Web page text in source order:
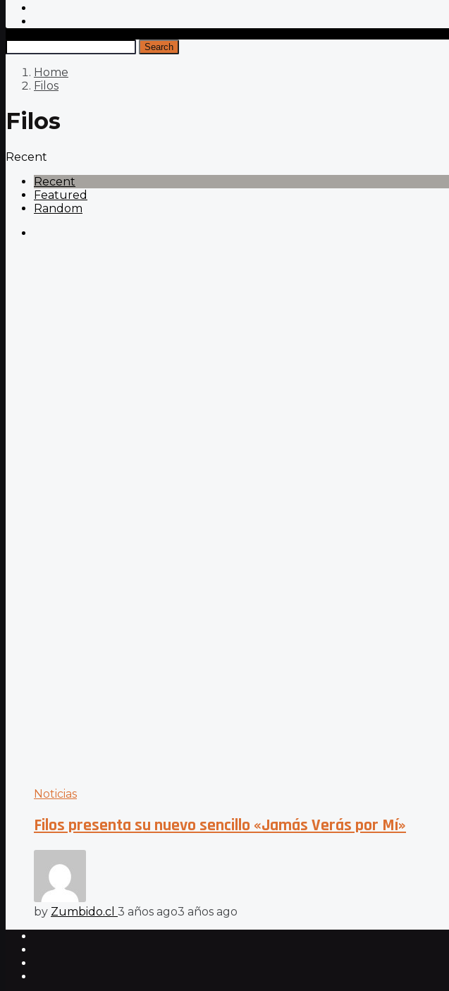
Search
Home
Filos
Filos
Recent
Recent
Featured
Random
Noticias
Filos presenta su nuevo sencillo «Jamás Verás por Mí»
by Zumbido.cl 3 años ago3 años ago